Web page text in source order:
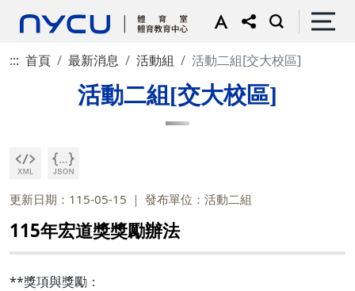
::: 首頁 最新消息 活動組 活動二組[交大校區]
活動二組[交大校區]
更新日期：115-05-15 發布單位：活動二組
115年宏道獎獎勵辦法
**獎項與獎勵：